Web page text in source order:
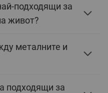
подходящи за
живот?
металните и
подходящи за